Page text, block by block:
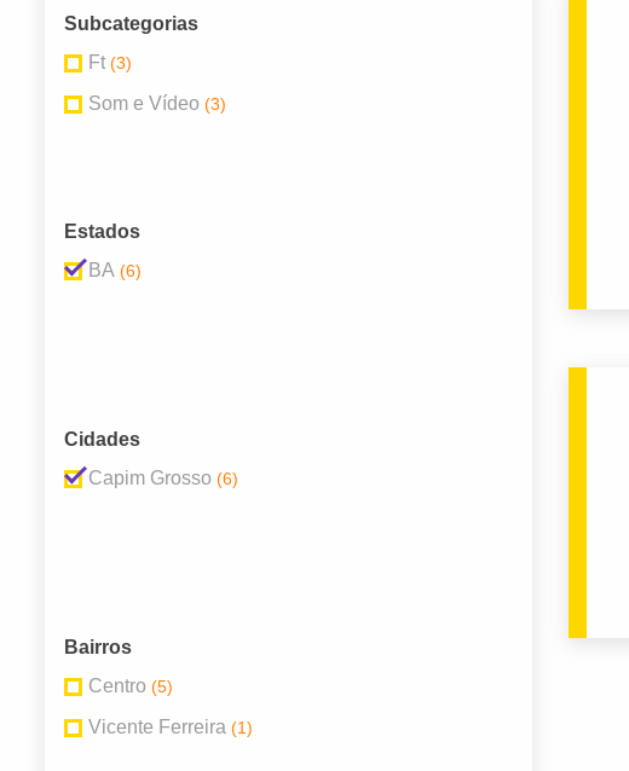
Subcategorias
Ft (3)
Som e Vídeo (3)
Estados
BA (6)
Cidades
Capim Grosso (6)
Bairros
Centro (5)
Vicente Ferreira (1)